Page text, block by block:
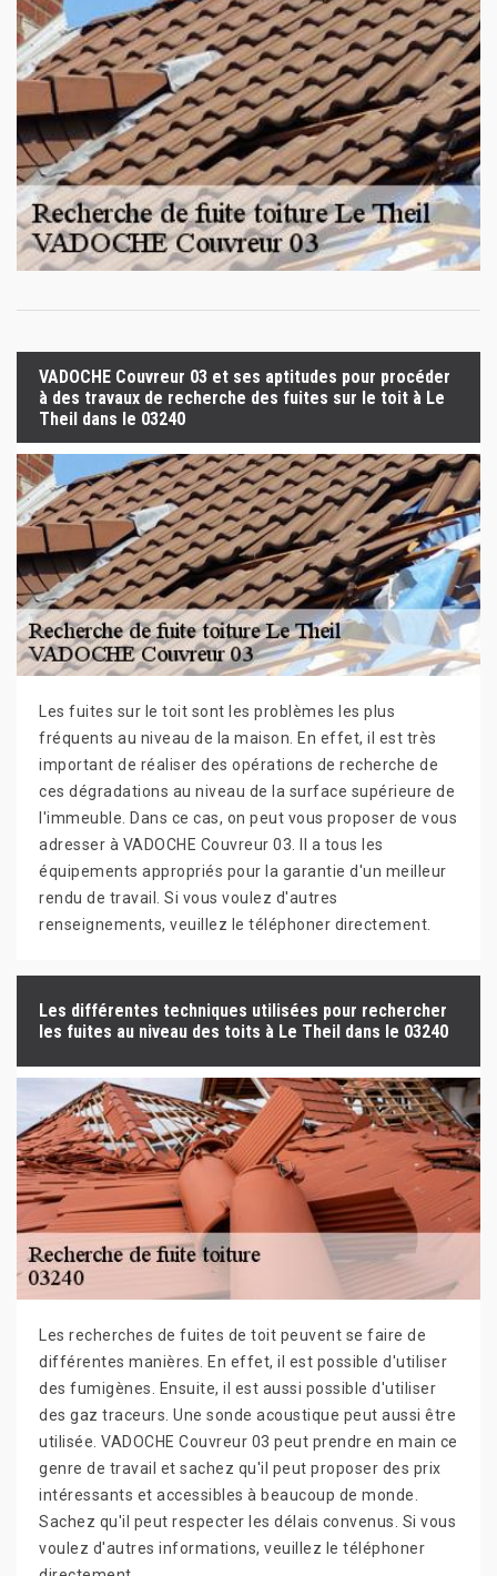
VADOCHE Couvreur 03 et ses aptitudes pour procéder
à des travaux de recherche des fuites sur le toit à Le
Theil dans le 03240
Les fuites sur le toit sont les problèmes les plus
fréquents au niveau de la maison. En effet, il est très
important de réaliser des opérations de recherche de
ces dégradations au niveau de la surface supérieure de
l'immeuble. Dans ce cas, on peut vous proposer de vous
adresser à VADOCHE Couvreur 03. Il a tous les
équipements appropriés pour la garantie d'un meilleur
rendu de travail. Si vous voulez d'autres
renseignements, veuillez le téléphoner directement.
Les différentes techniques utilisées pour rechercher
les fuites au niveau des toits à Le Theil dans le 03240
Les recherches de fuites de toit peuvent se faire de
différentes manières. En effet, il est possible d'utiliser
des fumigènes. Ensuite, il est aussi possible d'utiliser
des gaz traceurs. Une sonde acoustique peut aussi être
utilisée. VADOCHE Couvreur 03 peut prendre en main ce
genre de travail et sachez qu'il peut proposer des prix
intéressants et accessibles à beaucoup de monde.
Sachez qu'il peut respecter les délais convenus. Si vous
voulez d'autres informations, veuillez le téléphoner